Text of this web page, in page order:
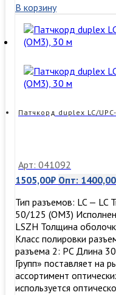
LC/UPC-
LC/UPC,
SM,
1м
В корзину
Патчкорд duplex LC/
Арт: 041092
1505,00₽ Опт: 1400,00
Тип разъемов: LC — LC
50/125 (ОМ3)
LSZH Толщина
Класс полировки
разъема 2: PC Длина
Групп» поставляет на
ассортимент
используется